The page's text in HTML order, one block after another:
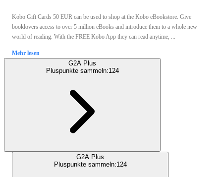
Kobo Gift Cards 50 EUR can be used to shop at the Kobo eBookstore. Give
booklovers access to over 5 million eBooks and introduce them to a whole new
world of reading. With the FREE Kobo App they can read anytime, ...
Mehr lesen
G2A Plus
Pluspunkte sammeln:124
G2A Plus
Pluspunkte sammeln:124